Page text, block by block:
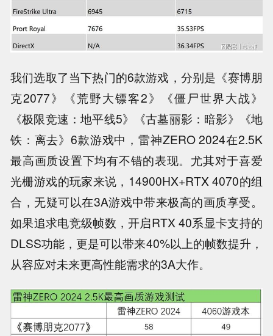
我们选取了当下热门的6款游戏，分别是《赛博朋
克2077》《荒野大镖客2》《僵尸世界大战》
《极限竞速：地平线5》《古墓丽影：暗影》《地
铁：离去》6款游戏中，雷神ZERO 2024在2.5K
最高画质设置下均有不错的表现。尤其对于喜爱
光栅游戏的玩家来说，14900HX+RTX 4070的组
合，无疑可以在3A游戏中带来极高的画质享受。
如果追求电竞级帧数，开启RTX 40系显卡支持的
DLSS功能，更是可以带来40%以上的帧数提升，
从容应对未来更高性能需求的3A大作。